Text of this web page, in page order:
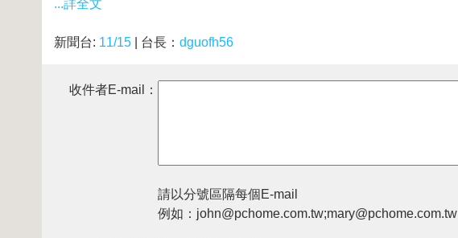
...詳全文
新聞台: 11/15 | 台長： dguofh56
收件者E-mail：
請以分號區隔每個E-mail
例如：john@pchome.com.tw;mary@pchome.com.tw